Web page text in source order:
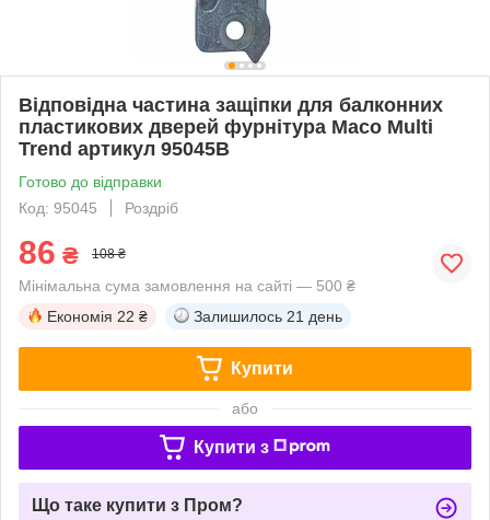
Відповідна частина защіпки для балконних
пластикових дверей фурнітура Maco Multi
Trend артикул 95045B
Готово до відправки
Код: 95045
Роздріб
86 ₴ 108 ₴
Мінімальна сума замовлення на сайті — 500 ₴
Економія 22 ₴ Залишилось 21 день
Купити
або
Купити з
Що таке купити з Пром?